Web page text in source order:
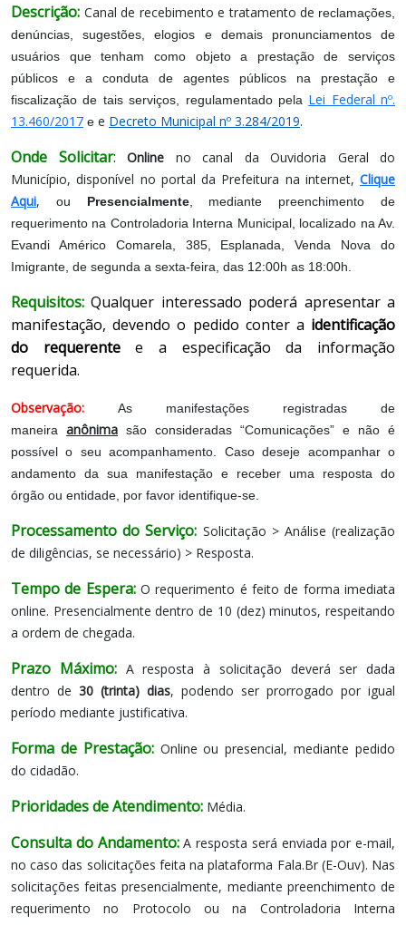
Descrição: Canal de recebimento e tratamento de reclamações,
denúncias, sugestões, elogios e demais pronunciamentos de
usuários que tenham como objeto a prestação de serviços
públicos e a conduta de agentes públicos na prestação e
fiscalização de tais serviços, regulamentado pela Lei Federal nº.
13.460/2017 e e Decreto Municipal nº 3.284/2019.
Onde Solicitar: Online no canal da Ouvidoria Geral do
Município, disponível no portal da Prefeitura na internet, Clique
Aqui, ou Presencialmente, mediante preenchimento de
requerimento na Controladoria Interna Municipal, localizado na Av.
Evandi Américo Comarela, 385, Esplanada, Venda Nova do
Imigrante, de segunda a sexta-feira, das 12:00h as 18:00h.
Requisitos: Qualquer interessado poderá apresentar a
manifestação, devendo o pedido conter a identificação
do requerentee a especificação da informação
requerida.
Observação:
As manifestações registradas de
maneira anônima são consideradas “Comunicações” e não é
possível o seu acompanhamento. Caso deseje acompanhar o
andamento da sua manifestação e receber uma resposta do
órgão ou entidade, por favor identifique-se.
Processamento do Serviço: Solicitação > Análise (realização
de diligências, se necessário) > Resposta.
Tempo de Espera: O requerimento é feito de forma imediata
online. Presencialmente dentro de 10 (dez) minutos, respeitando
a ordem de chegada.
Prazo Máximo: A resposta à solicitação deverá ser dada
dentro de 30 (trinta) dias, podendo ser prorrogado por igual
período mediante justificativa.
Forma de Prestação: Online ou presencial, mediante pedido
do cidadão.
Prioridades de Atendimento: Média.
Consulta do Andamento:A resposta será enviada por e-mail,
no caso das solicitações feita na plataforma Fala.Br (E-Ouv). Nas
solicitações feitas presencialmente, mediante preenchimento de
requerimento no Protocolo ou na Controladoria Interna